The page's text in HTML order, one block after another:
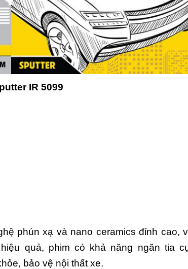
IR 5099
phún xạ và nano ceramics đỉnh cao,
quả, phim có khả năng ngăn tia
bảo vệ nội thất xe.